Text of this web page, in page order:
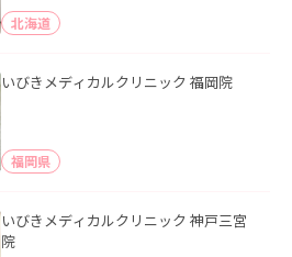
北海道
いびきメディカルクリニック 福岡院
福岡県
いびきメディカルクリニック 神戸三宮
院